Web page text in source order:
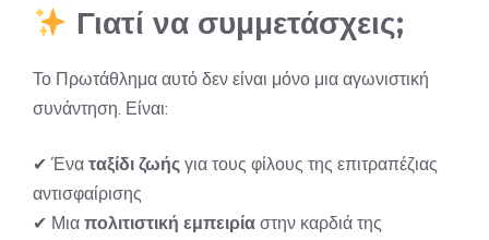
Γιατί να συμμετάσχεις;
Το Πρωτάθλημα αυτό δεν είναι μόνο μια αγωνιστική
συνάντηση. Είναι:
✔ Ένα ταξίδι ζωής για τους φίλους της επιτραπέζιας
αντισφαίρισης
✔ Μια πολιτιστική εμπειρία στην καρδιά της